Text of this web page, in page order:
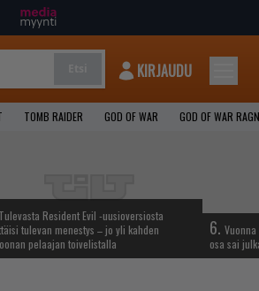
KIRJAUDU
TOMB RAIDER GOD OF WAR GOD OF WAR
Tulevasta Resident Evil -uusioversiosta
tulevan menestys – jo yli kahden
pelaajan toivelistalla
6.
osa sai